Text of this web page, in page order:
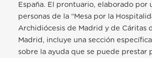
España. El prontuario, elaborado por
personas de la “Mesa por la
Archidiócesis de Madrid y de Cáritas
Madrid, incluye una sección
sobre la ayuda que se puede prestar